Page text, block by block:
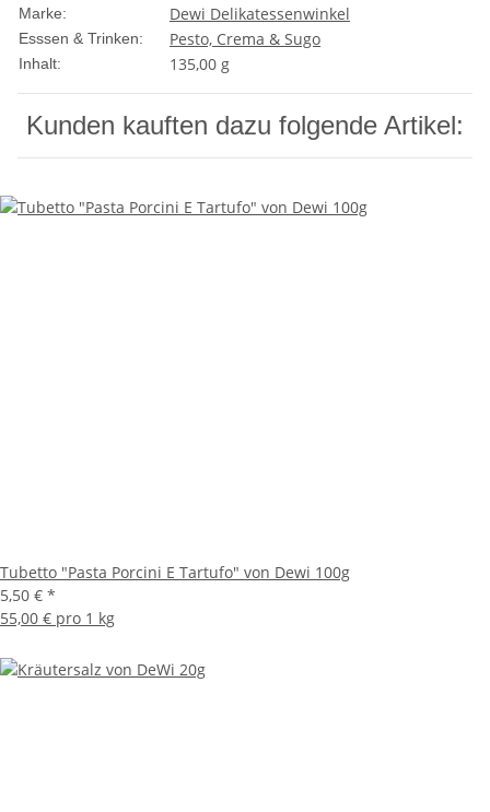
Marke: Dewi Delikatessenwinkel
Esssen & Trinken: Pesto, Crema & Sugo
Inhalt: 135,00 g
Kunden kauften dazu folgende Artikel:
Tubetto "Pasta Porcini E Tartufo" von Dewi 100g
5,50 € *
55,00 € pro 1 kg